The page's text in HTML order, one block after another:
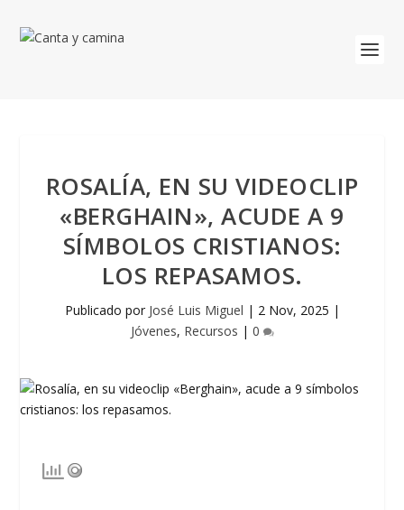
ROSALÍA, EN SU VIDEOCLIP
«BERGHAIN», ACUDE A 9
SÍMBOLOS CRISTIANOS:
LOS REPASAMOS.
Publicado por José Luis Miguel | 2 Nov, 2025 |
Jóvenes, Recursos | 0